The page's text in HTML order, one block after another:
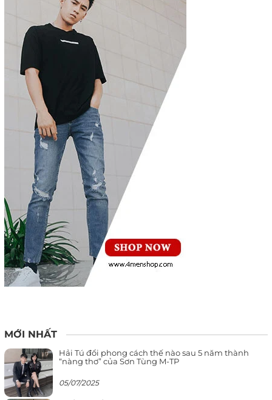
MỚI NHẤT
Hải Tú đổi phong cách thế nào sau 5 năm thành
“nàng thơ” của Sơn Tùng M-TP
05/07/2025